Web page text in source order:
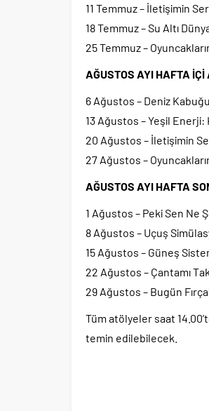
11 Temmuz – İletişimin
18 Temmuz – Su Altı
25 Temmuz –
AĞUSTOS AYI HAFTA İÇİ
6 Ağustos – Deniz
13 Ağustos – Yeşil
20 Ağustos – İletişimin
27 Ağustos –
AĞUSTOS AYI HAFTA
1 Ağustos – Peki Sen Ne
8 Ağustos – Uçuş
15 Ağustos – Güneş
22 Ağustos – Çantamı
29 Ağustos – Bugün
Tüm atölyeler saat
temin edilebilecek.